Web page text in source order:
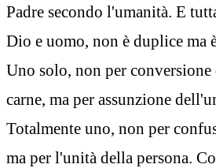
Padre secondo l'umanità. E
Dio e uomo, non è duplice ma
Uno solo, non per
carne, ma per assunzione
Totalmente uno, non per
ma per l'unità della persona.